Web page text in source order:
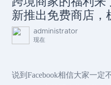
新推出免费商店，
administrator
现在
说到Facebook相信大家一定